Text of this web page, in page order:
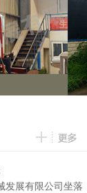
发展有限公司坐落